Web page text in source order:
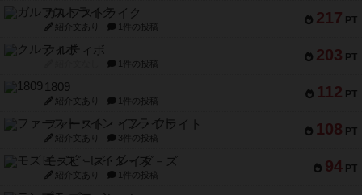
217 PT
ガルフストライク
紹介文あり 1件の投稿
203 PT
クルティボ
1件の投稿
112 PT
1809
紹介文あり 1件の投稿
108 PT
ファースト・イン・フライト
紹介文あり 3件の投稿
94 PT
モズビ－ズ・レイダ－ズ
紹介文あり 1件の投稿